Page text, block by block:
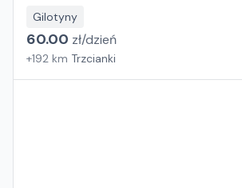
Gilotyny
60.00 zł/dzień
+192 km Trzcianki